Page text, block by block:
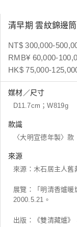
清早期 雲紋錦邊
NT$ 300,000-
RMB¥ 60,000-
HK$ 75,000-
媒材／尺寸
D11.7cm；W819g
款識
〈大明宣德年製〉款
來源
來源：木石居主人舊
展覽：「明清香爐
2000.5.21。
出版：《雙清藏爐》